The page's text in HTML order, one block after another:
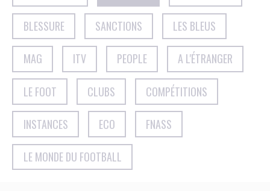
BLESSURE SANCTIONS LES BLEUS
MAG ITV PEOPLE A L'ÉTRANGER
LE FOOT CLUBS COMPÉTITIONS
INSTANCES ECO FNASS
LE MONDE DU FOOTBALL